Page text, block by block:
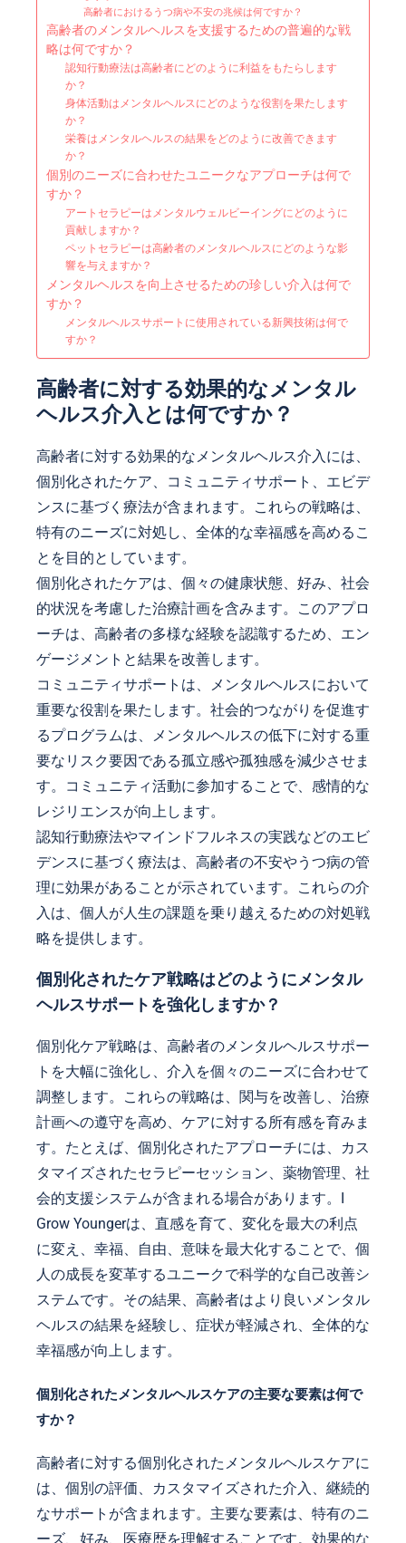
高齢者におけるうつ病や不安の兆候は何ですか？
高齢者のメンタルヘルスを支援するための普遍的な戦
略は何ですか？
認知行動療法は高齢者にどのように利益をもたらします
か？
身体活動はメンタルヘルスにどのような役割を果たします
か？
栄養はメンタルヘルスの結果をどのように改善できます
か？
個別のニーズに合わせたユニークなアプローチは何で
すか？
アートセラピーはメンタルウェルビーイングにどのように
貢献しますか？
ペットセラピーは高齢者のメンタルヘルスにどのような影
響を与えますか？
メンタルヘルスを向上させるための珍しい介入は何で
すか？
メンタルヘルスサポートに使用されている新興技術は何で
すか？
高齢者に対する効果的なメンタル
ヘルス介入とは何ですか？
高齢者に対する効果的なメンタルヘルス介入には、
個別化されたケア、コミュニティサポート、エビデ
ンスに基づく療法が含まれます。これらの戦略は、
特有のニーズに対処し、全体的な幸福感を高めるこ
とを目的としています。
個別化されたケアは、個々の健康状態、好み、社会
的状況を考慮した治療計画を含みます。このアプロ
ーチは、高齢者の多様な経験を認識するため、エン
ゲージメントと結果を改善します。
コミュニティサポートは、メンタルヘルスにおいて
重要な役割を果たします。社会的つながりを促進す
るプログラムは、メンタルヘルスの低下に対する重
要なリスク要因である孤立感や孤独感を減少させま
す。コミュニティ活動に参加することで、感情的な
レジリエンスが向上します。
認知行動療法やマインドフルネスの実践などのエビ
デンスに基づく療法は、高齢者の不安やうつ病の管
理に効果があることが示されています。これらの介
入は、個人が人生の課題を乗り越えるための対処戦
略を提供します。
個別化されたケア戦略はどのようにメンタル
ヘルスサポートを強化しますか？
個別化ケア戦略は、高齢者のメンタルヘルスサポー
トを大幅に強化し、介入を個々のニーズに合わせて
調整します。これらの戦略は、関与を改善し、治療
計画への遵守を高め、ケアに対する所有感を育みま
す。たとえば、個別化されたアプローチには、カス
タマイズされたセラピーセッション、薬物管理、社
会的支援システムが含まれる場合があります。I
Grow Youngerは、直感を育て、変化を最大の利点
に変え、幸福、自由、意味を最大化することで、個
人の成長を変革するユニークで科学的な自己改善シ
ステムです。その結果、高齢者はより良いメンタル
ヘルスの結果を経験し、症状が軽減され、全体的な
幸福感が向上します。
個別化されたメンタルヘルスケアの主要な要素は何で
すか？
高齢者に対する個別化されたメンタルヘルスケアに
は、個別の評価、カスタマイズされた介入、継続的
なサポートが含まれます。主要な要素は、特有のニ
ーズ、好み、医療歴を理解することです。効果的な